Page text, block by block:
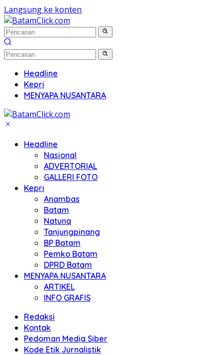
Langsung ke konten
Headline
Kepri
MENYAPA NUSANTARA
Headline
Nasional
ADVERTORIAL
GALLERI FOTO
Kepri
Anambas
Batam
Natuna
Tanjungpinang
BP Batam
Pemko Batam
DPRD Batam
MENYAPA NUSANTARA
ARTIKEL
INFO GRAFIS
Redaksi
Kontak
Pedoman Media Siber
Kode Etik Jurnalistik